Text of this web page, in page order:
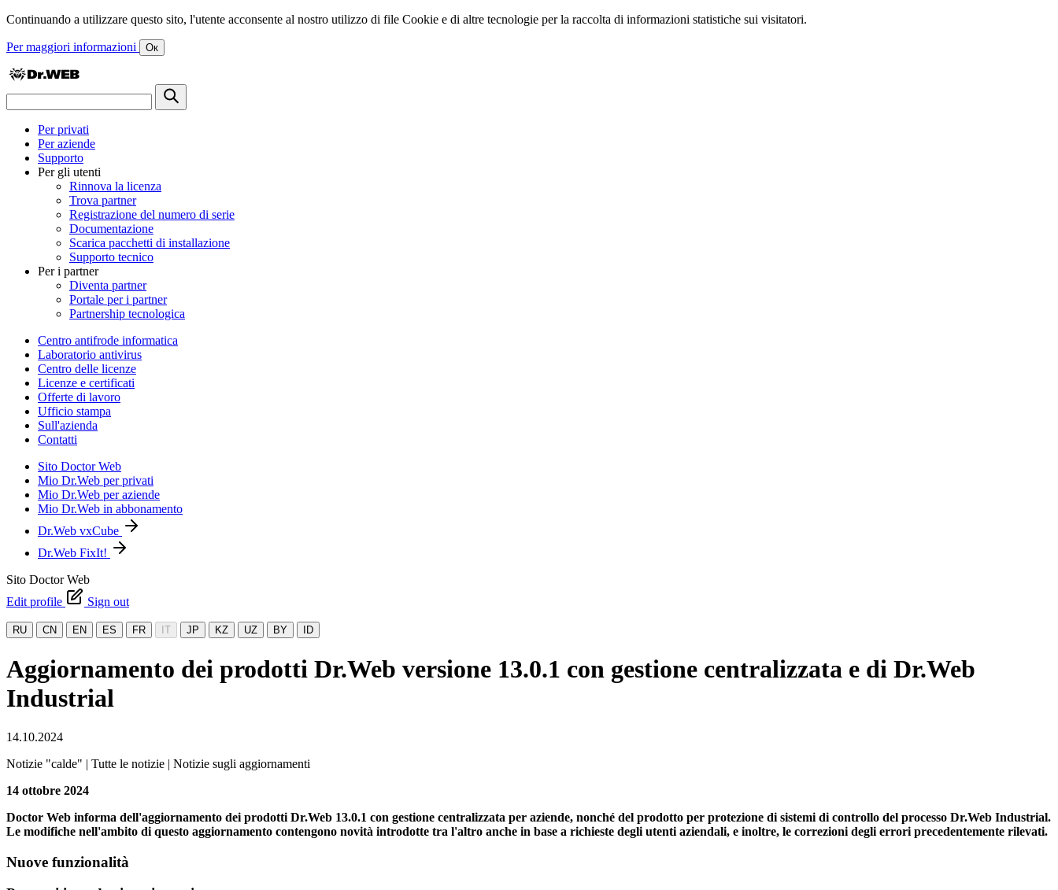
Continuando a utilizzare questo sito, l'utente acconsente al nostro utilizzo di file Cookie e di altre tecnologie per la raccolta di informazioni statistiche sui visitatori.
Per maggiori informazioni Ок
Per privati
Per aziende
Supporto
Per gli utenti
Rinnova la licenza
Trova partner
Registrazione del numero di serie
Documentazione
Scarica pacchetti di installazione
Supporto tecnico
Per i partner
Diventa partner
Portale per i partner
Partnership tecnologica
Centro antifrode informatica
Laboratorio antivirus
Centro delle licenze
Licenze e certificati
Offerte di lavoro
Ufficio stampa
Sull'azienda
Contatti
Sito Doctor Web
Mio Dr.Web per privati
Mio Dr.Web per aziende
Mio Dr.Web in abbonamento
Dr.Web vxCube
Dr.Web FixIt!
Sito Doctor Web
Edit profile
Sign out
RU CN EN ES FR IT JP KZ UZ BY ID
Aggiornamento dei prodotti Dr.Web versione 13.0.1 con gestione centralizzata e di Dr.Web
Industrial
14.10.2024
Notizie "calde" | Tutte le notizie | Notizie sugli aggiornamenti
14 ottobre 2024
Doctor Web informa dell'aggiornamento dei prodotti Dr.Web 13.0.1 con gestione centralizzata per aziende, nonché del prodotto per protezione di sistemi di controllo del processo Dr.Web Industrial.
Le modifiche nell'ambito di questo aggiornamento contengono novità introdotte tra l'altro anche in base a richieste degli utenti aziendali, e inoltre, le correzioni degli errori precedentemente rilevati.
Nuove funzionalità